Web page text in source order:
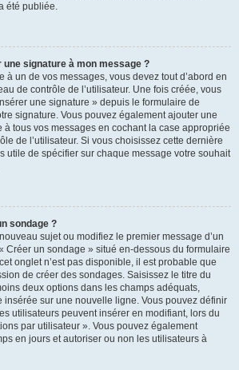
été publiée.
signature à mon message ?
à un de vos messages, vous devez tout d’abord en
de contrôle de l’utilisateur. Une fois créée, vous
une signature » depuis le formulaire de
signature. Vous pouvez également ajouter une
tous vos messages en cochant la case appropriée
de l’utilisateur. Si vous choisissez cette dernière
utile de spécifier sur chaque message votre souhait
sondage ?
sujet ou modifiez le premier message d’un
Créer un sondage » situé en-dessous du formulaire
onglet n’est pas disponible, il est probable que
de créer des sondages. Saisissez le titre du
deux options dans les champs adéquats,
insérée sur une nouvelle ligne. Vous pouvez définir
utilisateurs peuvent insérer en modifiant, lors du
par utilisateur ». Vous pouvez également
en jours et autoriser ou non les utilisateurs à